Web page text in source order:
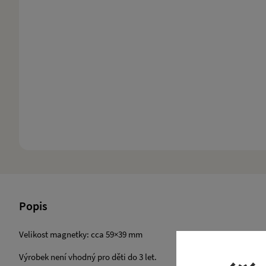
Popis
Velikost magnetky: cca 59×39 mm
​Výrobek není vhodný pro děti do 3 let.